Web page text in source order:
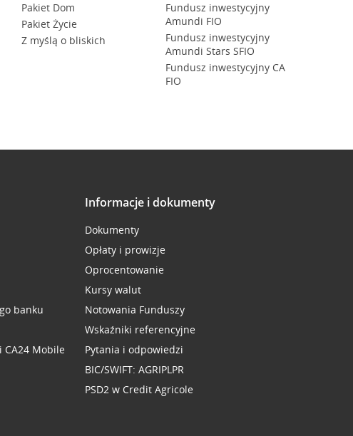
Pakiet Dom
Pakiet Życie
Z myślą o bliskich
Fundusz inwestycyjny
Amundi FIO
Fundusz inwestycyjny
Amundi Stars SFIO
Fundusz inwestycyjny CA
FIO
banku
CA24 Mobile
Informacje i dokumenty
Dokumenty
Opłaty i prowizje
Oprocentowanie
Kursy walut
Notowania Funduszy
Wskaźniki referencyjne
Pytania i odpowiedzi
BIC/SWIFT: AGRIPLPR
PSD2 w Credit Agricole